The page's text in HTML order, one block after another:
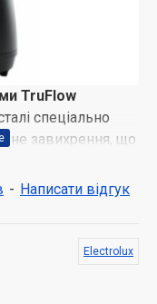
TruFlow
спеціально
завихрення, що
м'які та
змогу
текстурою.
- Написати відгук
Electrolux